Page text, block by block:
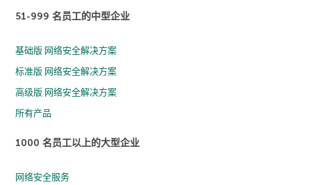
51-999 名员工的中型企业
基础版 网络安全解决方案
标准版 网络安全解决方案
高级版 网络安全解决方案
所有产品
1000 名员工以上的大型企业
网络安全服务